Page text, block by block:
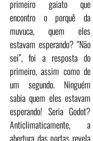
primeiro gaiato que
encontro o porquê da
muvuca, quem eles
estavam esperando? “Não
sei”, foi a resposta do
primeiro, assim como de
um segundo. Ninguém
sabia quem eles estavam
esperando! Seria Godot?
Anticlimaticamente, a
abertura das portas revela